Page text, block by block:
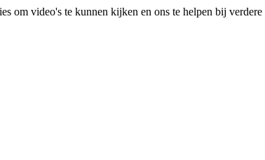
om video's te kunnen kijken en ons te helpen bij